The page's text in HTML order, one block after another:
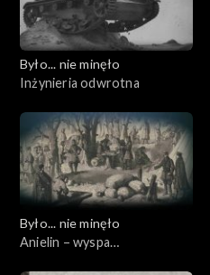
Było... nie minęło
Inżynieria odwrotna
Było... nie minęło
Anielin – wyspa